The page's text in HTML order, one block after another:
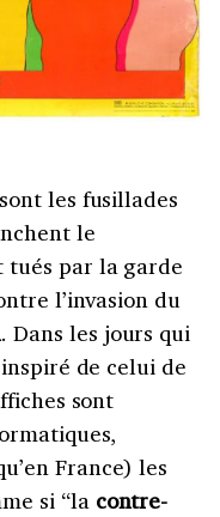
les fusillades
le
tués par la garde
l’invasion du
. Dans les jours qui
de celui de
sont
France) les
si “la contre-